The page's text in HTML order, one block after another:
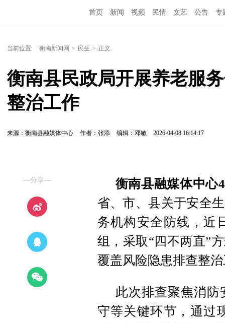
首页 新闻 视频 民情 文艺 公告 专
当前位置: 衡南新闻网 > 民生 > 正文
衡南县民政局开展养老服
整治工作
来源：衡南县融媒体中心 作者：张添 编辑：邓敏 2026-04-08 16:14:17
—分享—
衡南县融媒体中心
省、市、县关于安全
务机构安全防线，近
组，采取“四不两直”
覆盖风险隐患排查整
此次排查聚焦消
守等关键环节，通过